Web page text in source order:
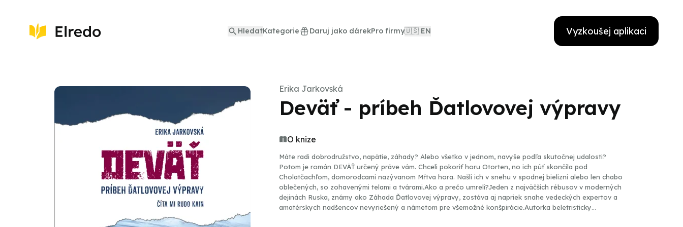
HledatKategorie Daruj jako dárekPro firmy🇺🇸 EN Vyzkoušej aplikaci
Erika Jarkovská
Deväť - príbeh Ďatlovovej výpravy
O knize
Máte radi dobrodružstvo, napätie, záhady? Alebo všetko v jednom, navyše podľa skutočnej udalosti?
Potom je román DEVÄŤ určený práve vám. Chceli pokoriť horu Otorten, no ich púť skončila pod
Cholatčachľom, domorodcami nazývanom Mŕtva hora. Našli ich v snehu v spodnej bielizni alebo len chabo
oblečených, so zohavenými telami a tvárami.Ako a prečo umreli?Jeden z najväčších rébusov v moderných
dejinách Ruska, známy ako Záhada Ďatlovovej výpravy, zostáva aj napriek snahe vedeckých expertov a
amatérskych nadšencov nevyriešený a námetom pre všemožné konšpirácie.Autorka beletristicky